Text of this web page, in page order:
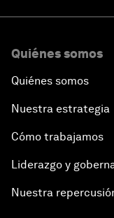
Quiénes somos
Quiénes somos
Nuestra estrategia
Cómo trabajamos
Liderazgo y
Nuestra